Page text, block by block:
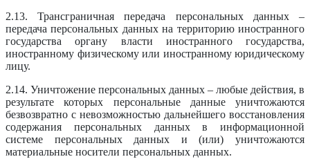
2.13. Трансграничная передача персональных данных –
передача персональных данных на территорию иностранного
государства органу власти иностранного государства,
иностранному физическому или иностранному юридическому
лицу.
2.14. Уничтожение персональных данных – любые действия, в
результате которых персональные данные уничтожаются
безвозвратно с невозможностью дальнейшего восстановления
содержания персональных данных в информационной
системе персональных данных и (или) уничтожаются
материальные носители персональных данных.